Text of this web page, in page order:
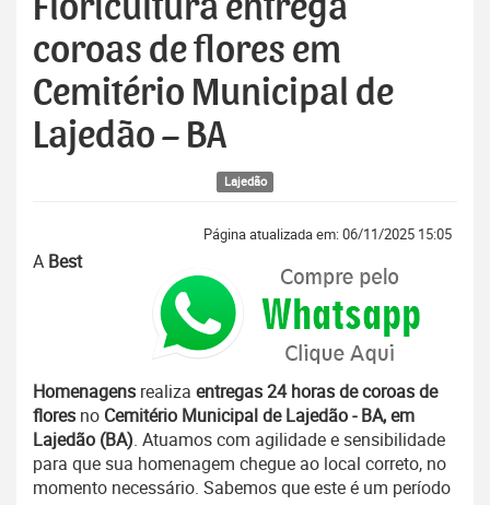
Floricultura entrega
coroas de flores em
Cemitério Municipal de
Lajedão – BA
Lajedão
Página atualizada em: 06/11/2025 15:05
A Best
Homenagens realiza entregas 24 horas de coroas de
flores no Cemitério Municipal de Lajedão - BA, em
Lajedão (BA). Atuamos com agilidade e sensibilidade
para que sua homenagem chegue ao local correto, no
momento necessário. Sabemos que este é um período